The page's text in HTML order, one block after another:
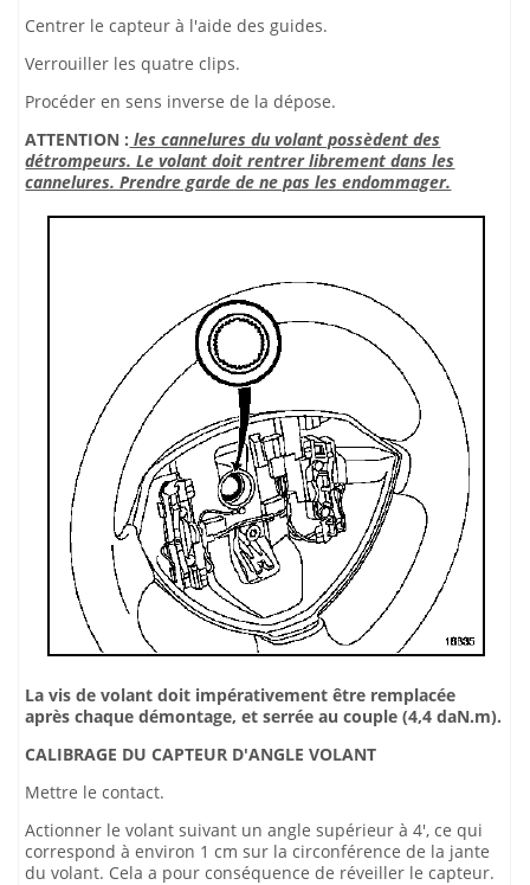
Centrer le capteur à l'aide des guides.
Verrouiller les quatre clips.
Procéder en sens inverse de la dépose.
ATTENTION : les cannelures du volant possèdent des
détrompeurs. Le volant doit rentrer librement dans les
cannelures. Prendre garde de ne pas les endommager.
La vis de volant doit impérativement être remplacée
après chaque démontage, et serrée au couple (4,4 daN.m).
CALIBRAGE DU CAPTEUR D'ANGLE VOLANT
Mettre le contact.
Actionner le volant suivant un angle supérieur à 4', ce qui
correspond à environ 1 cm sur la circonférence de la jante
du volant. Cela a pour conséquence de réveiller le capteur.